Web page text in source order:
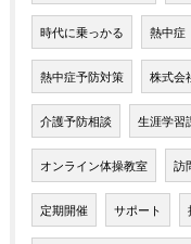
時代に乗っかる 熱中症
熱中症予防対策 株式会
介護予防相談 生涯学習
オンライン体操教室 訪
定期開催 サポート